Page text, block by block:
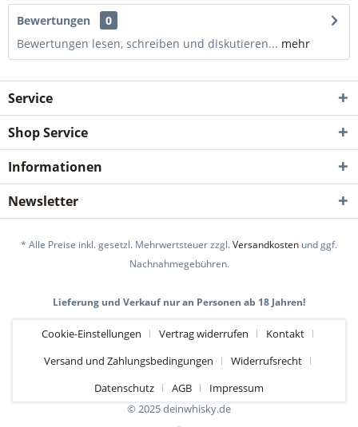
Bewertungen
0
Bewertungen lesen, schreiben und diskutieren... mehr
Service
Shop Service
Informationen
Newsletter
* Alle Preise inkl. gesetzl. Mehrwertsteuer zzgl.Versandkosten und ggf.
Nachnahmegebühren.
Lieferung und Verkauf nur an Personen ab 18 Jahren!
Cookie-Einstellungen Vertrag widerrufen
Kontakt
Versand und Zahlungsbedingungen
Widerrufsrecht
Datenschutz
AGB
Impressum
© 2025 deinwhisky.de